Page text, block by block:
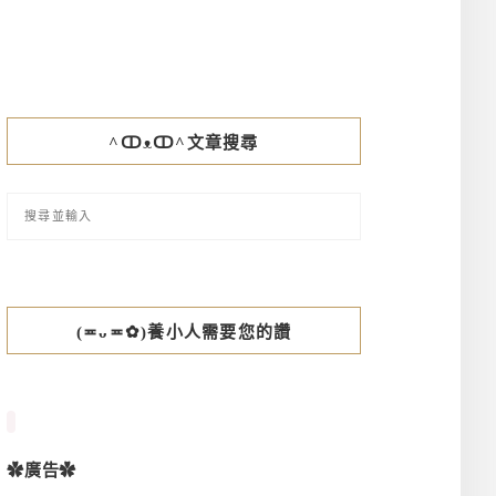
^ↀᴥↀ^文章搜尋
(≖ᴗ≖✿)養小人需要您的讚
✿廣告✿